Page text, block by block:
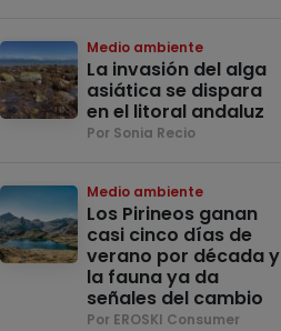
Medio ambiente
La invasión del alga
asiática se dispara
en el litoral andaluz
Por Sonia Recio
Medio ambiente
Los Pirineos ganan
casi cinco días de
verano por década y
la fauna ya da
señales del cambio
Por EROSKI Consumer